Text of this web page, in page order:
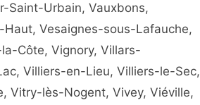
Saint-Urbain, Vauxbons,
Vesaignes-sous-Lafauche,
Côte, Vignory, Villars-
Villiers-en-Lieu, Villiers-le-Sec,
Vitry-lès-Nogent, Vivey, Viéville,